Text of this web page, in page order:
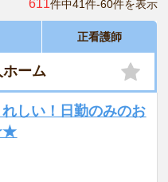
611件中41件-60件を表示
正看護師
ーム
しい！日勤のみのお